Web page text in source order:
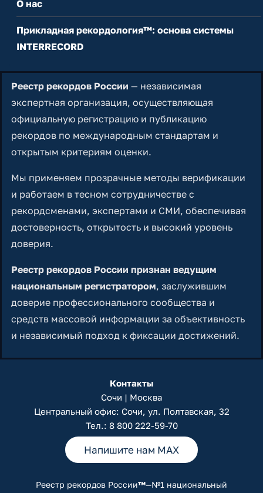
О нас
Прикладная рекордология™: основа системы
INTERRECORD
Реестр рекордов России — независимая
экспертная организация, осуществляющая
официальную регистрацию и публикацию
рекордов по международным стандартам и
открытым критериям оценки.
Мы применяем прозрачные методы верификации
и работаем в тесном сотрудничестве с
рекордсменами, экспертами и СМИ, обеспечивая
достоверность, открытость и высокий уровень
доверия.
Реестр рекордов России признан ведущим
национальным регистратором, заслужившим
доверие профессионального сообщества и
средств массовой информации за объективность
и независимый подход к фиксации достижений.
Контакты
Сочи | Москва
Центральный офис: Сочи, ул. Полтавская, 32
Тел.: 8 800 222-59-70
Напишите нам MAX
Реестр рекордов России™—№1 национальный